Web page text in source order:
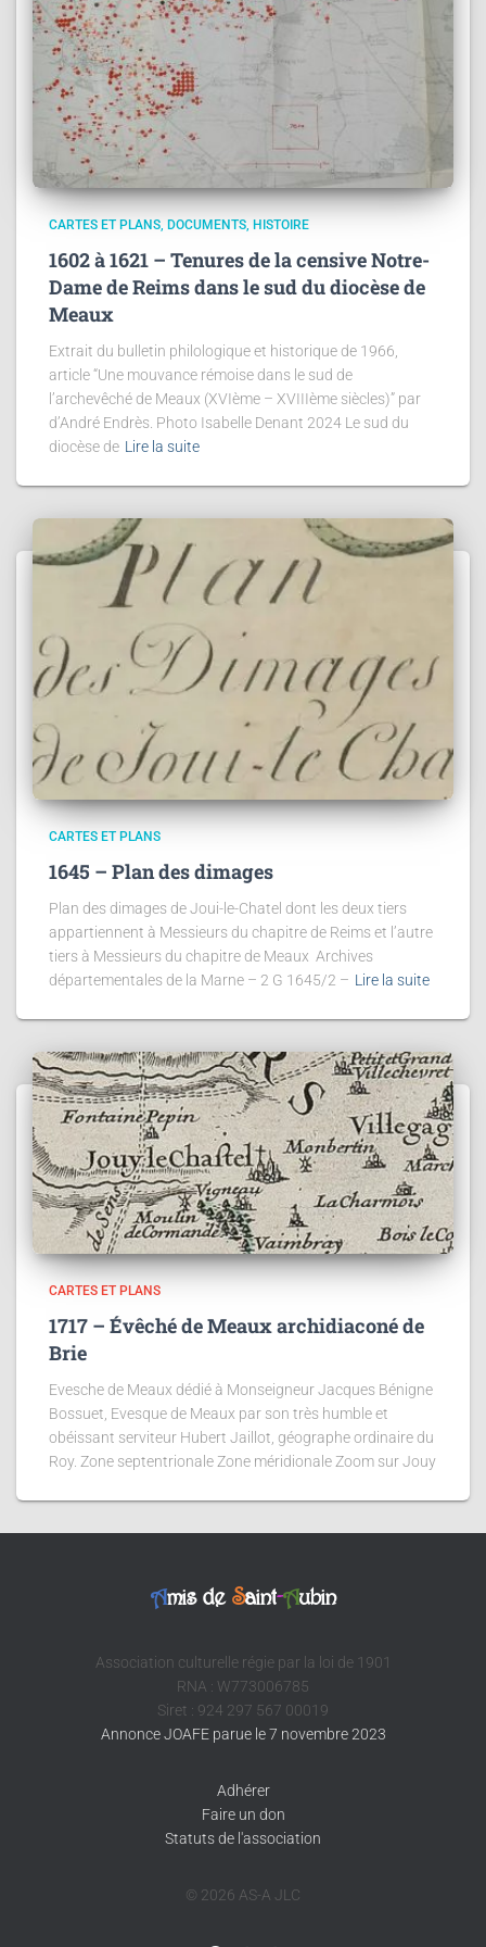
CARTES ET PLANS DOCUMENTS HISTOIRE
1602 à 1621 – Tenures de la censive Notre-
Dame de Reims dans le sud du diocèse de
Meaux
Extrait du bulletin philologique et historique de 1966,
article “Une mouvance rémoise dans le sud de
l’archevêché de Meaux (XVIème – XVIIIème siècles)” par
d’André Endrès. Photo Isabelle Denant 2024 Le sud du
diocèse de Lire la suite
CARTES ET PLANS
1645 – Plan des dimages
Plan des dimages de Joui-le-Chatel dont les deux tiers
appartiennent à Messieurs du chapitre de Reims et l’autre
tiers à Messieurs du chapitre de Meaux Archives
départementales de la Marne – 2 G 1645/2 – Lire la suite
CARTES ET PLANS
1717 – Évêché de Meaux archidiaconé de
Brie
Evesche de Meaux dédié à Monseigneur Jacques Bénigne
Bossuet, Evesque de Meaux par son très humble et
obéissant serviteur Hubert Jaillot, géographe ordinaire du
Roy. Zone septentrionale Zone méridionale Zoom sur Jouy
Amis de Saint-Aubin
Association culturelle régie par la loi de 1901
RNA : W773006785
Siret : 924 297 567 00019
Annonce JOAFE parue le 7 novembre 2023
Adhérer
Faire un don
Statuts de l'association
© 2026 AS-A JLC